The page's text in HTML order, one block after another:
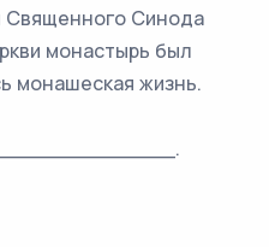
Синода
монастырь был
монашеская жизнь.